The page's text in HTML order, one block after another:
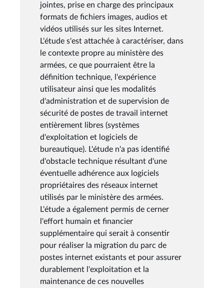
jointes, prise en charge des principaux
formats de fichiers images, audios et
vidéos utilisés sur les sites Internet.
L'étude s'est attachée à caractériser, dans
le contexte propre au ministère des
armées, ce que pourraient être la
définition technique, l'expérience
utilisateur ainsi que les modalités
d'administration et de supervision de
sécurité de postes de travail internet
entièrement libres (systèmes
d'exploitation et logiciels de
bureautique). L'étude n'a pas identifié
d'obstacle technique résultant d'une
éventuelle adhérence aux logiciels
propriétaires des réseaux internet
utilisés par le ministère des armées.
L'étude a également permis de cerner
l'effort humain et financier
supplémentaire qui serait à consentir
pour réaliser la migration du parc de
postes internet existants et pour assurer
durablement l'exploitation et la
maintenance de ces nouvelles